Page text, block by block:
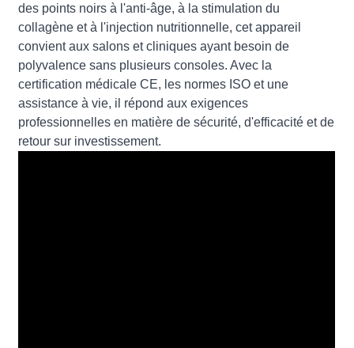
des points noirs à l'anti-âge, à la stimulation du
collagène et à l'injection nutritionnelle, cet appareil
convient aux salons et cliniques ayant besoin de
polyvalence sans plusieurs consoles. Avec la
certification médicale CE, les normes ISO et une
assistance à vie, il répond aux exigences
professionnelles en matière de sécurité, d'efficacité et de
retour sur investissement.